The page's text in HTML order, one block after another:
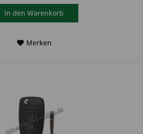
In den Warenkorb
Merken